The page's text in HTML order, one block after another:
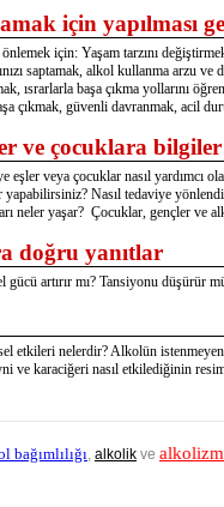
için yapılması
için: Yaşam tarzını
saptamak, alkol kullanma arzu ve
ısrarlarla başa çıkma yollarını
çıkmak, güvenli davranmak, acil
ve çocuklara bilgiler
eşler veya çocuklar nasıl yardımcı
yapabilirsiniz? Nasıl tedaviye
neler yaşar? Çocuklar, gençler ve
doğru yanıtlar
artırır mı? Tansiyonu düşürür
etkileri nelerdir?Alkolün
ve karaciğeri nasıl etkilediğinin
bağımlılığı, alkolik ve alkolizm